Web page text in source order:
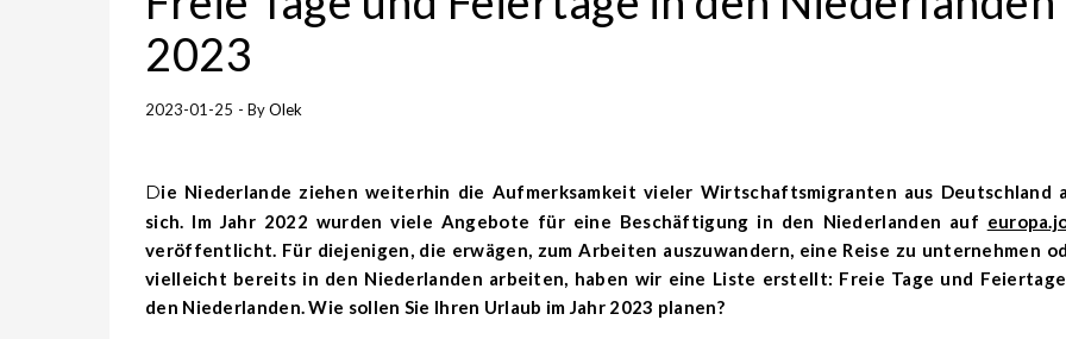
2023
2023-01-25 - ByOlek
Die Niederlande ziehen weiterhin die Aufmerksamkeit vieler Wirtschaftsmigranten aus Deutschland auf
sich. Im Jahr 2022 wurden viele Angebote für eine Beschäftigung in den Niederlanden auf
veröffentlicht. Für diejenigen, die erwägen, zum Arbeiten auszuwandern, eine Reise zu unternehmen
vielleicht bereits in den Niederlanden arbeiten, haben wir eine Liste erstellt: Freie Tage und
den Niederlanden. Wie sollen Sie Ihren Urlaub im Jahr 2023 planen?